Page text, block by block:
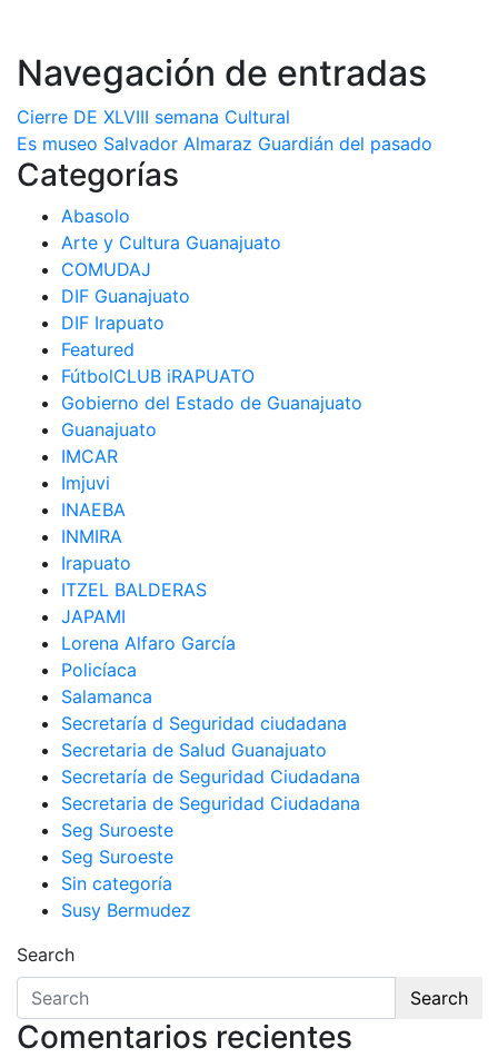
Navegación de entradas
Cierre DE XLVIII semana Cultural
Es museo Salvador Almaraz Guardián del pasado
Categorías
Abasolo
Arte y Cultura Guanajuato
COMUDAJ
DIF Guanajuato
DIF Irapuato
Featured
FútbolCLUB iRAPUATO
Gobierno del Estado de Guanajuato
Guanajuato
IMCAR
Imjuvi
INAEBA
INMIRA
Irapuato
ITZEL BALDERAS
JAPAMI
Lorena Alfaro García
Policíaca
Salamanca
Secretaría d Seguridad ciudadana
Secretaria de Salud Guanajuato
Secretaría de Seguridad Ciudadana
Secretaria de Seguridad Ciudadana
Seg Suroeste
Seg Suroeste
Sin categoría
Susy Bermudez
Search
Search
Comentarios recientes